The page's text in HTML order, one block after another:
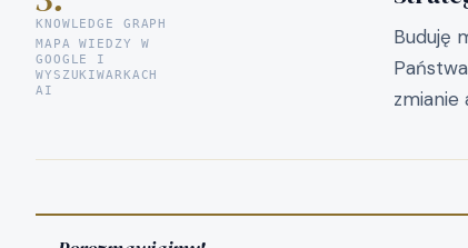
KNOWLEDGE GRAPH
MAPA WIEDZY W
GOOGLE I
WYSZUKIWARKACH
AI
Buduję
zmianie